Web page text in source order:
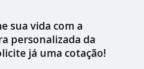
sua vida com a
personalizada da
já uma cotação!